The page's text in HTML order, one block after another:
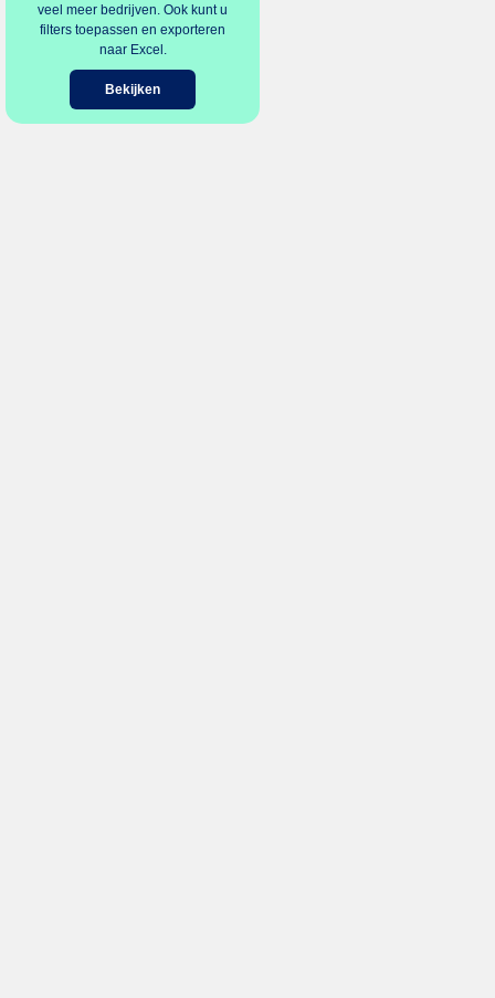
veel meer bedrijven. Ook kunt u
filters toepassen en exporteren
naar Excel.
Bekijken